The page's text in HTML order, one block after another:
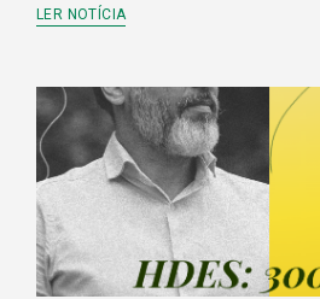
LER NOTÍCIA